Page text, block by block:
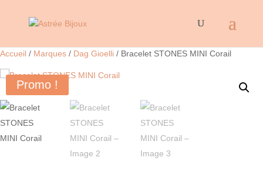
Accueil / Marques / Dag Gioelli / Bracelet STONES MINI Corail
Promo !